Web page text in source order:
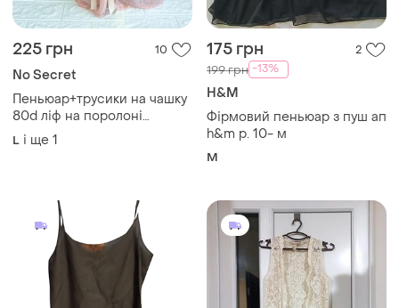
225 грн 10
No Secret
Пеньюар+трусики на чашку
80d ліф на поролоні
попереду на застібці і
зав'язках нічна
L і ще 1
175 грн 2
199 грн -13%
H&M
Фірмовий пеньюар з пуш ап
h&m р. 10- м
M